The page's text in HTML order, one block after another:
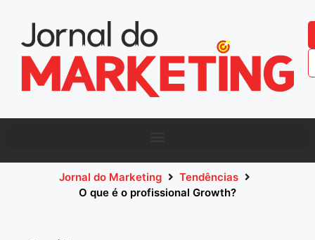
Jornal do Marketing
Tendências
O que é o profissional Growth?